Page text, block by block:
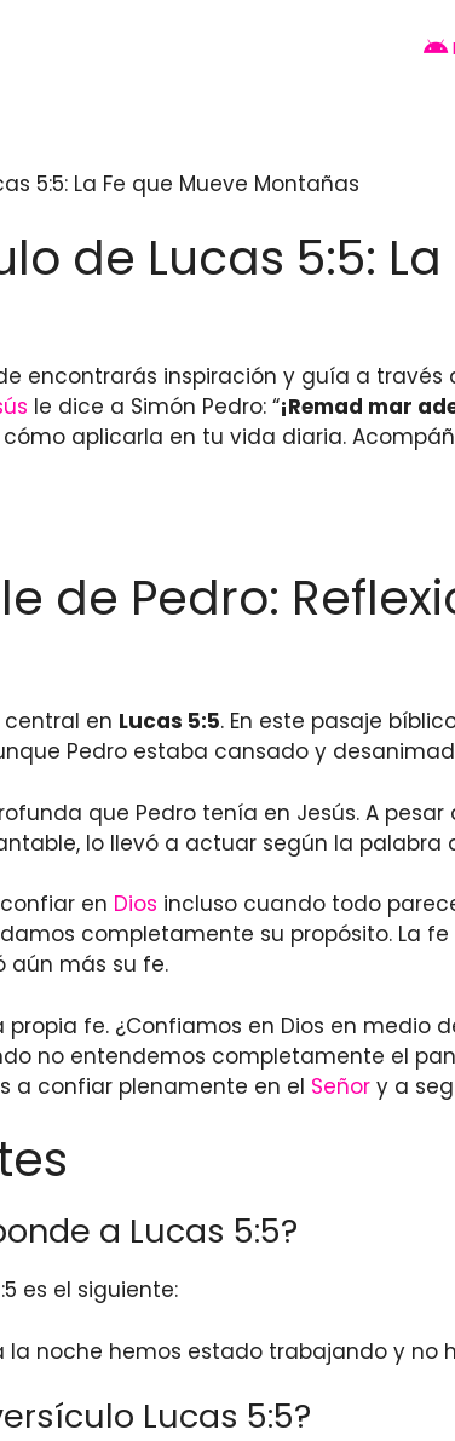
5:5: La Fe que Mueve Montañas
de Lucas 5:5:
encontrarás inspiración y guía a través
le dice a Simón Pedro: “¡Remad mar
aplicarla en tu vida diaria.
de Pedro:
en Lucas 5:5. En este pasaje
Pedro estaba cansado y
que Pedro tenía en Jesús. A
lo llevó a actuar según la
en Dios incluso cuando todo
completamente su propósito. La
aún más su fe.
fe. ¿Confiamos en Dios en medio
no entendemos completamente el
a confiar plenamente en el Señor y a
a Lucas 5:5?
es el siguiente:
la noche hemos estado trabajando y
Lucas 5:5?